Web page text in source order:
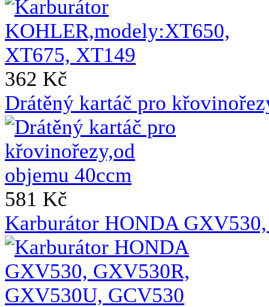
362 Kč
Drátěný kartáč pro
581 Kč
Karburátor HONDA